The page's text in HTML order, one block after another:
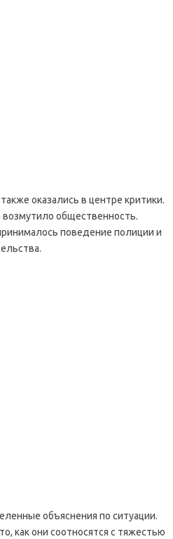
оказались в центре критики.
возмутило общественность.
поведение полиции и
объяснения по ситуации.
как они соотносятся с тяжестью